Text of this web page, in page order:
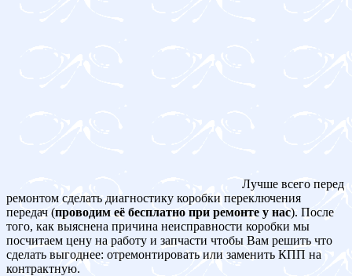
Лучше всего перед
ремонтом сделать диагностику коробки переключения
передач (проводим её бесплатно при ремонте у нас). После
того, как выяснена причина неисправности коробки мы
посчитаем цену на работу и запчасти чтобы Вам решить что
сделать выгоднее: отремонтировать или заменить КПП на
контрактную.